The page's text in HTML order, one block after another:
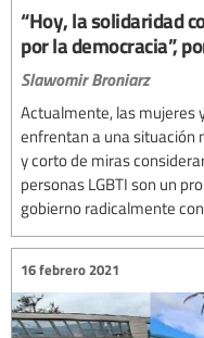
“Hoy, la solidaridad
por la democracia”,
Slawomir Broniarz
Actualmente, las mujeres
enfrentan a una situación
y corto de miras
personas LGBTI son un
gobierno radicalmente
16 febrero 2021